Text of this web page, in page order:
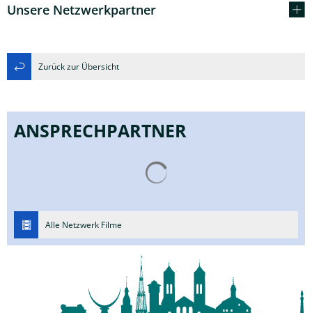
Unsere Netzwerkpartner
Zurück zur Übersicht
ANSPRECHPARTNER
Alle Netzwerk Filme